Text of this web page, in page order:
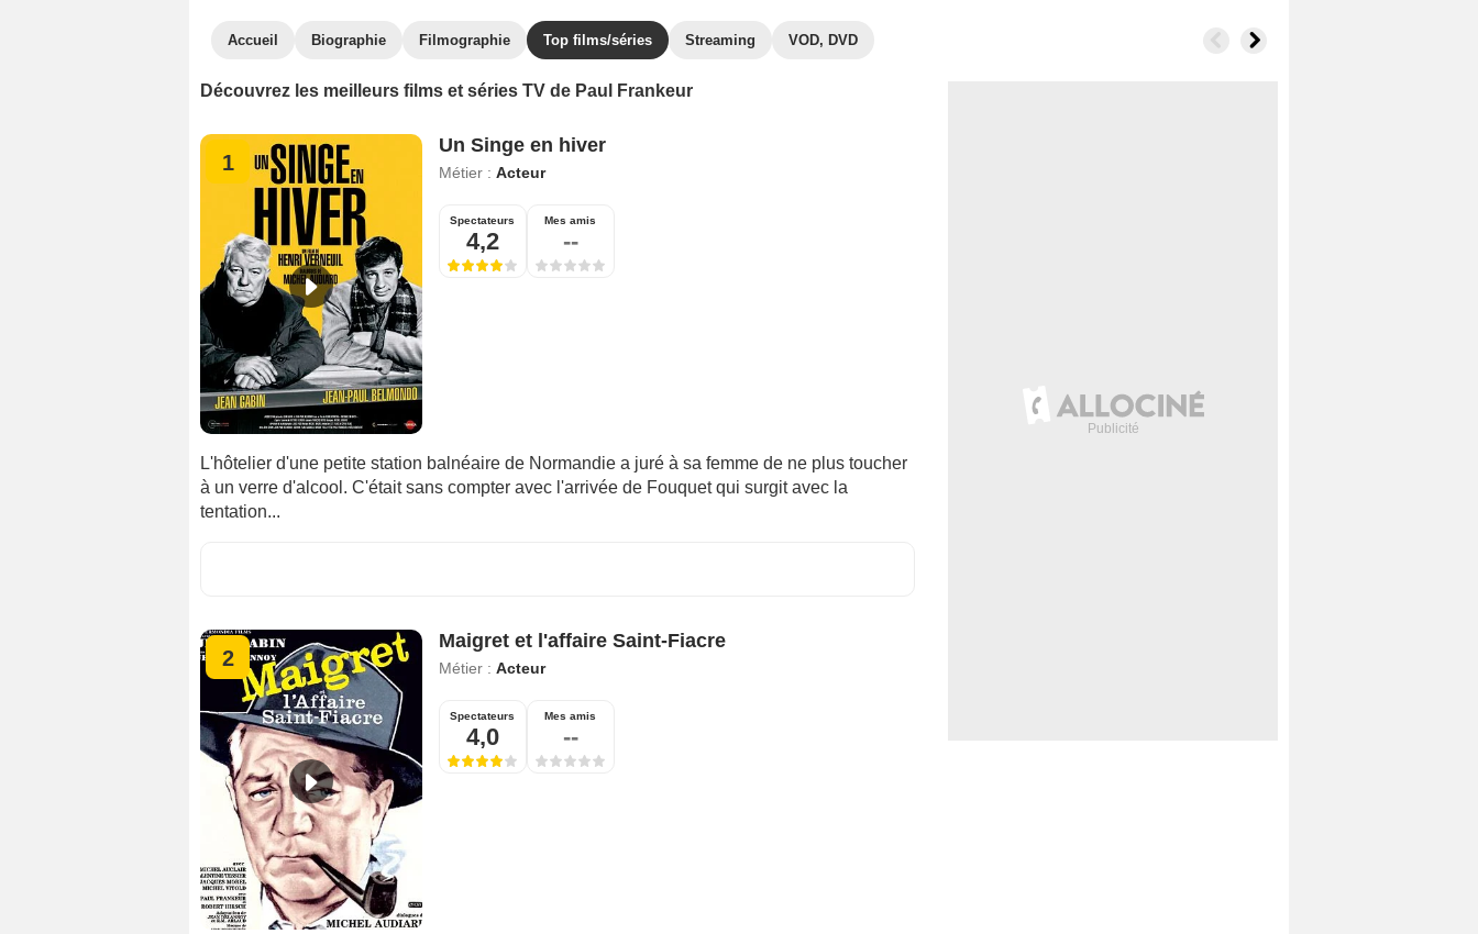
Accueil Biographie Filmographie Top films/séries Streaming VOD, DVD
Découvrez les meilleurs films et séries TV de Paul Frankeur
1
Un Singe en hiver
Métier : Acteur
Spectateurs
4,2
Mes amis
--
L'hôtelier d'une petite station balnéaire de Normandie a juré à sa femme de ne plus toucher
à un verre d'alcool. C'était sans compter avec l'arrivée de Fouquet qui surgit avec la
tentation...
2
Maigret et l'affaire Saint-Fiacre
Métier : Acteur
Spectateurs
4,0
Mes amis
--